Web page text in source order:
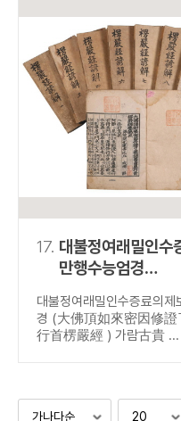
17. 대불정여래밀인수
만행수능엄경
諸菩薩萬行首
대불정여래밀인수증료의제
경 (大佛頂如來密因修
行首楞嚴經 ) 가람古貴 ...